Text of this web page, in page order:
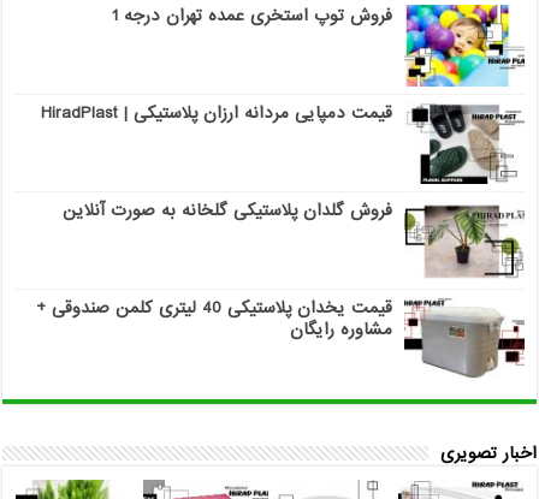
فروش توپ استخری عمده تهران درجه 1
قیمت دمپایی مردانه ارزان پلاستیکی | HiradPlast
فروش گلدان پلاستیکی گلخانه به صورت آنلاین
قیمت یخدان پلاستیکی 40 لیتری کلمن صندوقی +
مشاوره رایگان
اخبار تصویری